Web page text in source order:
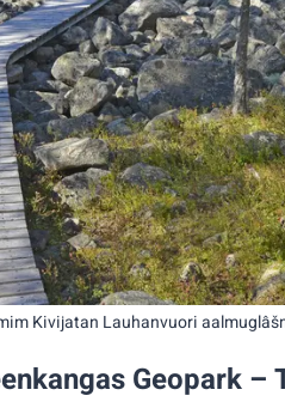
Geopark –
Kivijatan Lauhanvuori